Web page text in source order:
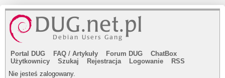
Portal DUG FAQ / Artykuły Forum DUG
ChatBox
Użytkownicy
Szukaj Rejestracja Logowanie
RSS
Nie jesteś zalogowany.